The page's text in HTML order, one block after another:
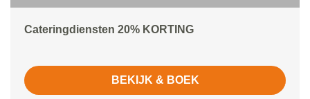
Cateringdiensten 20% KORTING
BEKIJK & BOEK